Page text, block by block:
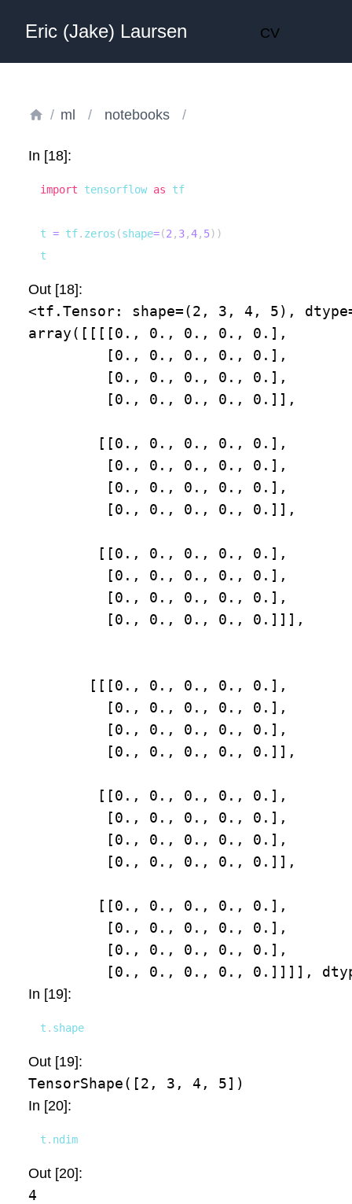
Eric (Jake) Laursen CV
/ ml / notebooks /
In [18]:
import tensorflow as
t = tf. zeros (shape=(2 , 3,4, 5) )
t
Out [18]:
<tf.Tensor: shape=(2, 3, 4, 5),
array([[[[0., 0., 0., 0., 0.],
         [0., 0., 0., 0., 0.],
         [0., 0., 0., 0., 0.],
         [0., 0., 0., 0., 0.]],
        [[0., 0., 0., 0., 0.],
         [0., 0., 0., 0., 0.],
         [0., 0., 0., 0., 0.],
         [0., 0., 0., 0., 0.]],
        [[0., 0., 0., 0., 0.],
         [0., 0., 0., 0., 0.],
         [0., 0., 0., 0., 0.],
         [0., 0., 0., 0., 0.]]],
       [[[0., 0., 0., 0., 0.],
         [0., 0., 0., 0., 0.],
         [0., 0., 0., 0., 0.],
         [0., 0., 0., 0., 0.]],
        [[0., 0., 0., 0., 0.],
         [0., 0., 0., 0., 0.],
         [0., 0., 0., 0., 0.],
         [0., 0., 0., 0., 0.]],
        [[0., 0., 0., 0., 0.],
         [0., 0., 0., 0., 0.],
         [0., 0., 0., 0., 0.],
[0., 0., 0., 0., 0.]]]],
In [19]:
t . shape
Out [19]:
TensorShape([2, 3, 4, 5])
In [20]:
t . ndim
Out [20]:
4